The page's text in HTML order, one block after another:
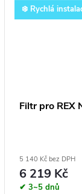
❄️ Rychlá
Filtr pro REX
5 140 Kč bez DPH
6 219 Kč
✔ 3~5 dnů